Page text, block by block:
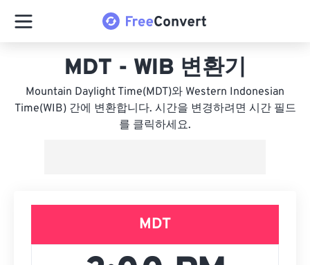
MDT - WIB 변환기
Mountain Daylight Time(MDT)와 Western Indonesian
Time(WIB) 간에 변환합니다. 시간을 변경하려면 시간 필드
를 클릭하세요.
MDT